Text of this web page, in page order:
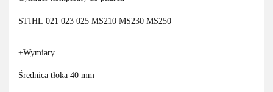
STIHL 021 023 025 MS210 MS230 MS250
+Wymiary
Średnica tłoka 40 mm